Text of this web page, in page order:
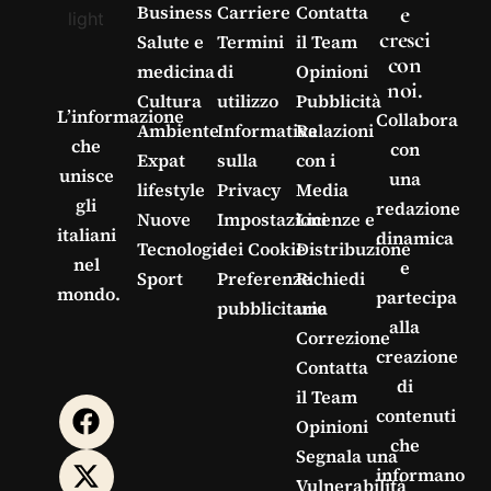
L’informazione
che
unisce
gli
italiani
nel
mondo.
Business
Salute e
medicina
Cultura
Ambiente
Expat
lifestyle
Nuove
Tecnologie
Sport
Carriere
Termini
di
utilizzo
Informativa
sulla
Privacy
Impostazioni
dei Cookie
Preferenze
pubblicitarie
Contatta
il Team
Opinioni
Pubblicità
Relazioni
con i
Media
Licenze e
Distribuzione
Richiedi
una
Correzione
Contatta
il Team
Opinioni
Segnala una
Vulnerabilità
e
cresci
con
noi.
Collabora
con
una
redazione
dinamica
e
partecipa
alla
creazione
di
contenuti
che
informano